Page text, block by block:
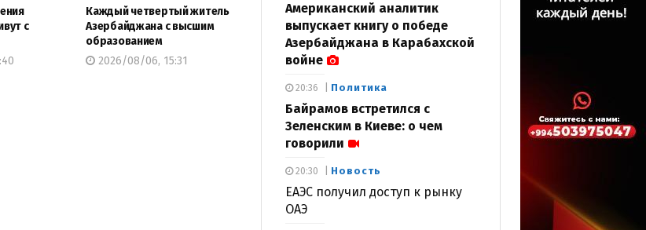
с
Каждый четвертый житель
Азербайджана с высшим
образованием
2026/08/06, 15:31
Американский аналитик
выпускает книгу о победе
Азербайджана в Карабахской
войне
Политика
Байрамов встретился с
Зеленским в Киеве: о чем
говорили
20:36
Новость
ЕАЭС получил доступ к рынку
ОАЭ
20:30